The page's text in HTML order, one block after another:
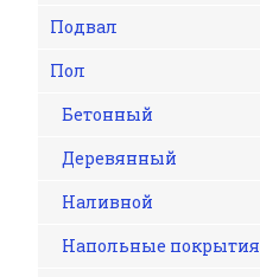
Подвал
Пол
Бетонный
Деревянный
Наливной
Напольные покрытия